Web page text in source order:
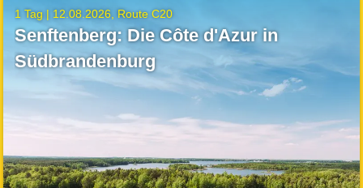
1 Tag | 12.08.2026 Route C20
Senftenberg: Die Côte d'Azur in
Südbrandenburg